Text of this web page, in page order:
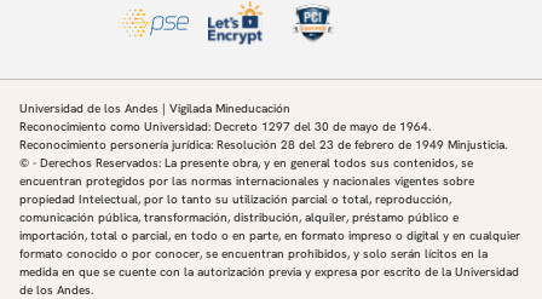
Universidad de los Andes | Vigilada Mineducación
Reconocimiento como Universidad: Decreto 1297 del 30 de mayo de 1964.
Reconocimiento personería jurídica: Resolución 28 del 23 de febrero de 1949 Minjusticia.
© - Derechos Reservados: La presente obra, y en general todos sus contenidos, se
encuentran protegidos por las normas internacionales y nacionales vigentes sobre
propiedad Intelectual, por lo tanto su utilización parcial o total, reproducción,
comunicación pública, transformación, distribución, alquiler, préstamo público e
importación, total o parcial, en todo o en parte, en formato impreso o digital y en cualquier
formato conocido o por conocer, se encuentran prohibidos, y solo serán lícitos en la
medida en que se cuente con la autorización previa y expresa por escrito de la Universidad
de los Andes.